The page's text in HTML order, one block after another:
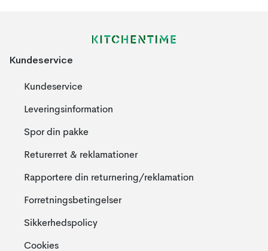
Kundeservice
Kundeservice
Leveringsinformation
Spor din pakke
Returerret & reklamationer
Rapportere din returnering/reklamation
Forretningsbetingelser
Sikkerhedspolicy
Cookies